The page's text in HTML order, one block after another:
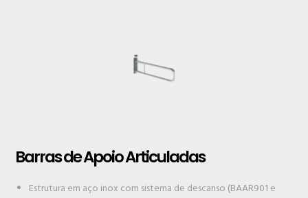
Barras de Apoio Articuladas
Estrutura em aço inox com sistema de descanso (BAAR901 e